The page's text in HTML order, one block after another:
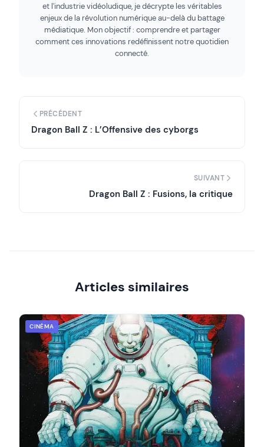
et l'industrie vidéoludique, je décrypte les véritables
enjeux de la révolution numérique au-delà du battage
médiatique. Mon objectif : comprendre et partager
comment ces innovations redéfinissent notre quotidien
connecté.
PRÉCÉDENT
Dragon Ball Z : L’Offensive des cyborgs
SUIVANT
Dragon Ball Z : Fusions, la critique
Articles similaires
CINÉMA